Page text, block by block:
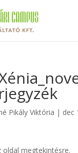
Pikály Viktória | dec
megtekintésre.